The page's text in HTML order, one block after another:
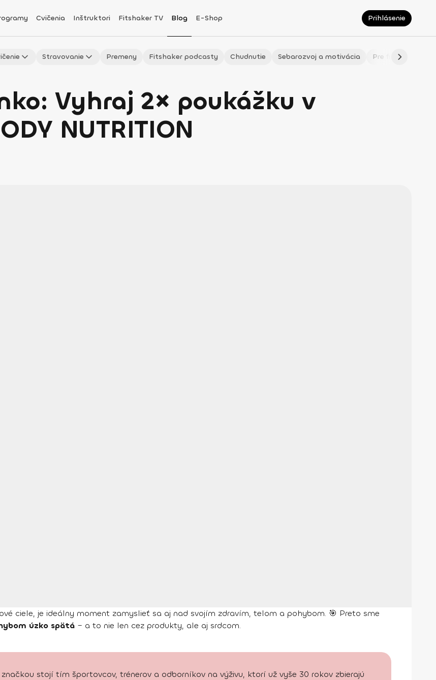
Cvičenia Inštruktori Fitshaker TV Blog E-Shop Prihlásenie
Stravovanie Premeny Fitshaker podcasty Chudnutie Sebarozvoj a motivácia Pre fitmaminky
Vyhraj 2× poukážku v
NUTRITION
ciele, je ideálny moment zamyslieť sa aj nad svojím zdravím, telom a pohybom. 🎯 Preto sme
úzko spätá – a to nie len cez produkty, ale aj srdcom.
značkou stojí tím športovcov, trénerov a odborníkov na výživu, ktorí už vyše 30 rokov zbierajú